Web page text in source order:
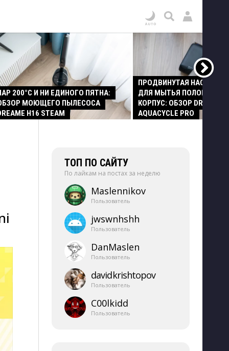
200°C И НИ ЕДИНОГО ПЯТНА:
МОЮЩЕГО ПЫЛЕСОСА
H16 STEAM
ПРОДВИНУТАЯ НАСАДКА
ДЛЯ МЫТЬЯ ПОЛОВ И
КОРПУС: ОБЗОР DREAME
AQUACYCLE PRO
ТОП ПО САЙТУ
По лайкам на постах за неделю
Maslennikov
Пользователь
jwswnhshh
Пользователь
DanMaslen
Пользователь
davidkrishtopov
Пользователь
C00lkidd
Пользователь